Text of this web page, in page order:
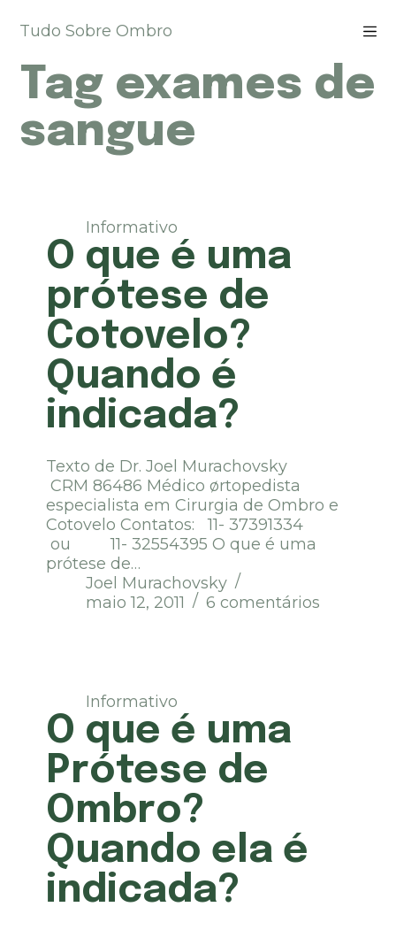
u
a
a
Tudo Sobre Ombro
Tag exames de
sangue
Informativo
O que é uma
prótese de
Cotovelo?
Quando é
indicada?
Texto de Dr. Joel Murachovsky
CRM 86486 Médico ørtopedista
especialista em Cirurgia de Ombro e
Cotovelo Contatos: 11- 37391334
ou 11- 32554395 O que é uma
prótese de…
Joel Murachovsky
maio 12, 2011
6 comentários
Informativo
O que é uma
Prótese de
Ombro?
Quando ela é
indicada?